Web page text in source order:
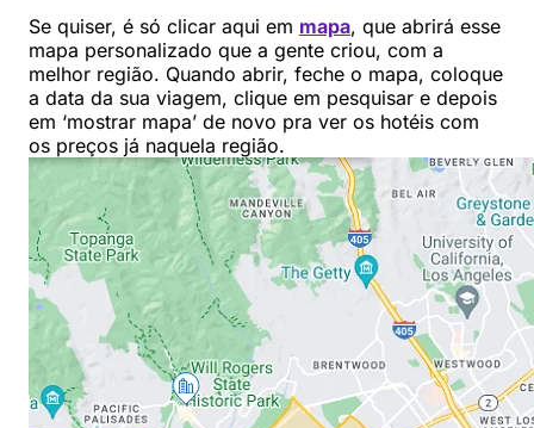
Se quiser, é só clicar aqui em mapa, que abrirá esse
mapa personalizado que a gente criou, com a
melhor região. Quando abrir, feche o mapa, coloque
a data da sua viagem, clique em pesquisar e depois
em ‘mostrar mapa’ de novo pra ver os hotéis com
os preços já naquela região.